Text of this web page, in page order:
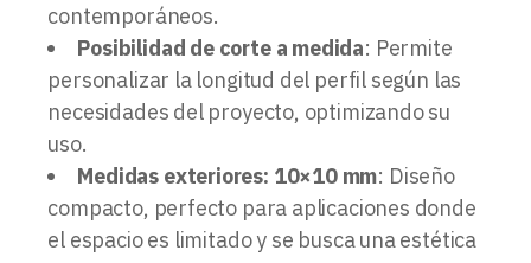
contemporáneos.
Posibilidad de corte a medida: Permite
personalizar la longitud del perfil según las
necesidades del proyecto, optimizando su
uso.
Medidas exteriores: 10×10 mm: Diseño
compacto, perfecto para aplicaciones donde
el espacio es limitado y se busca una estética